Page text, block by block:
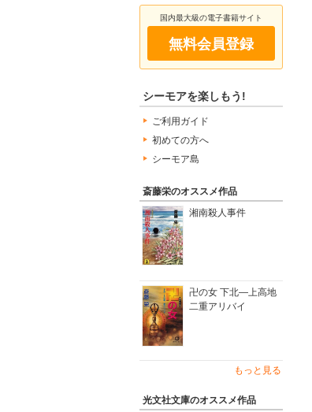
国内最大級の電子書籍サイト
無料会員登録
シーモアを楽しもう!
ご利用ガイド
初めての方へ
シーモア島
斎藤栄のオススメ作品
湘南殺人事件
卍の女 下北―上高地
二重アリバイ
もっと見る
光文社文庫のオススメ作品